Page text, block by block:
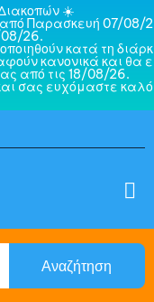
☀️
Παρασκευή 07/08/2
08/26.
κατά τη διάρκ
κανονικά και θα ε
από τις 18/08/26.
σας ευχόμαστε καλό
Αναζήτηση